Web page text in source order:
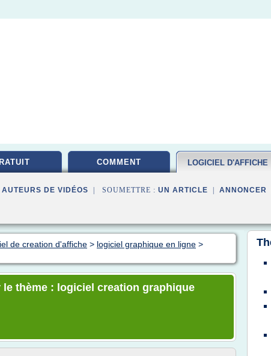
COMMENT LOGICIEL D'AFFICHE
AUTEURS DE VIDÉOS | SOUMETTRE : UN ARTICLE ANNONCER
de creation d'affiche > logiciel graphique en ligne >
thème : logiciel creation graphique